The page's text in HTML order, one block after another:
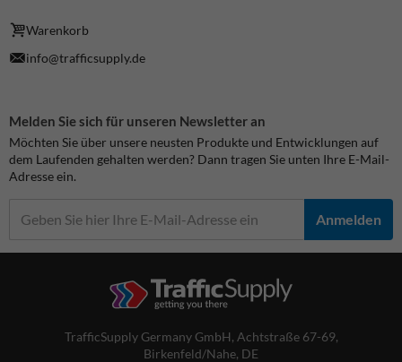
Warenkorb
info@trafficsupply.de
Melden Sie sich für unseren Newsletter an
Möchten Sie über unsere neusten Produkte und Entwicklungen auf
dem Laufenden gehalten werden? Dann tragen Sie unten Ihre E-Mail-
Adresse ein.
Anmelden
TrafficSupply Germany GmbH, Achtstraße 67-69,
Birkenfeld/Nahe, DE